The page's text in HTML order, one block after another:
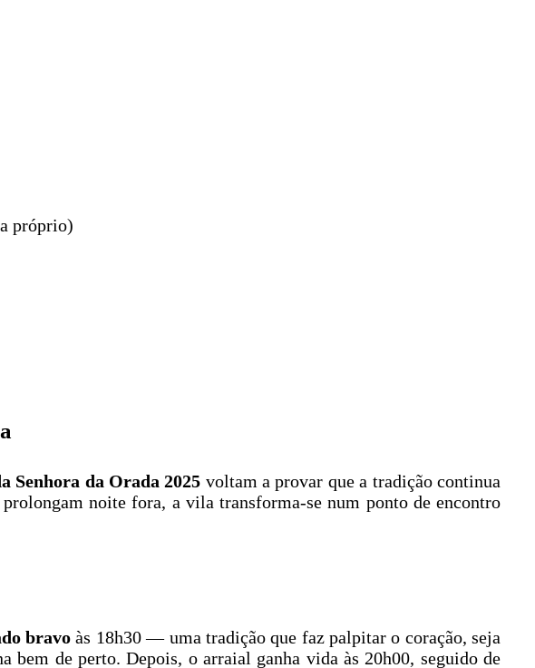
próprio)
Senhora da Orada 2025 voltam a provar que a tradição continua
noite fora, a vila transforma-se num ponto de encontro
bravo às 18h30 — uma tradição que faz palpitar o coração, seja
bem de perto. Depois, o arraial ganha vida às 20h00, seguido de